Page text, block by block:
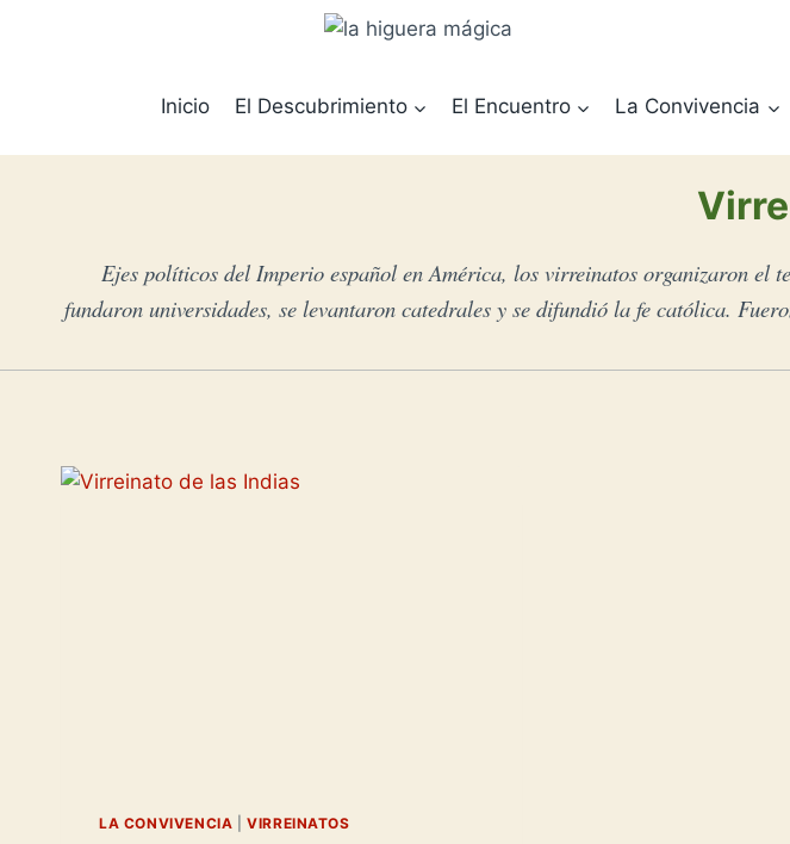
Inicio El Descubrimiento El Encuentro La Convivencia
Ejes políticos del Imperio español en América, los virreinatos organizaron
fundaron universidades, se levantaron catedrales y se difundió la fe católica.
LA CONVIVENCIA |VIRREINATOS